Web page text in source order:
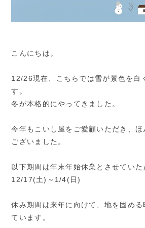
こんにちは。
12/26現在、こちらでは雪が景色を白
す。
冬が本格的にやってきました。
今年もこいし屋をご愛顧いただき、ほ
ございました。
以下期間は年末年始休業とさせていた
12/17(土)～1/4(日)
休み期間は来年に向けて、地を固める
ています。